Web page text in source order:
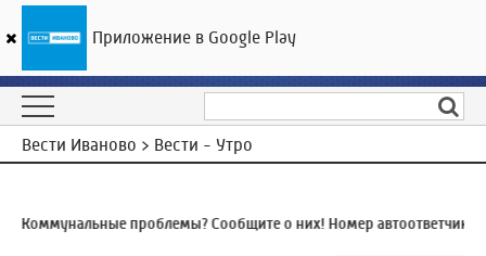
ГТРК «Ивтелерадио»
Вести Иваново > Вести - Утро
Коммунальные проблемы? Сообщите о них! Номер автоответчика:
Приложение в Google Play